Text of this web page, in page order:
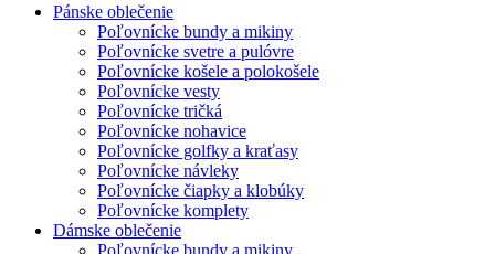
Pánske oblečenie
Poľovnícke bundy a mikiny
Poľovnícke svetre a pulóvre
Poľovnícke košele a polokošele
Poľovnícke vesty
Poľovnícke tričká
Poľovnícke nohavice
Poľovnícke golfky a kraťasy
Poľovnícke návleky
Poľovnícke čiapky a klobúky
Poľovnícke komplety
Dámske oblečenie
Poľovnícke bundy a mikiny